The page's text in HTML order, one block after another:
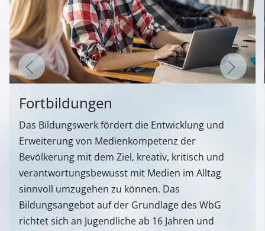
Fortbildungen
Das Bildungswerk fördert die Entwicklung und
Erweiterung von Medienkompetenz der
Bevölkerung mit dem Ziel, kreativ, kritisch und
verantwortungsbewusst mit Medien im Alltag
sinnvoll umzugehen zu können. Das
Bildungsangebot auf der Grundlage des WbG
richtet sich an Jugendliche ab 16 Jahren und